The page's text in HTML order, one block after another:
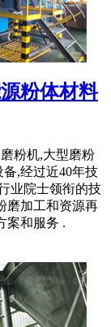
粉体材料
粉机,大型磨粉
,经过近40年技
业院士领衔的技
磨加工和资源再
案和服务 .